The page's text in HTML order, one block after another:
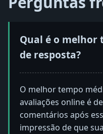
Qual é o melhor
de resposta?
O melhor tempo
avaliações online é
comentários após
impressão de que